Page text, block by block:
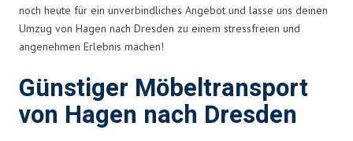
noch heute für ein unverbindliches Angebot und lasse uns deinen
Umzug von Hagen nach Dresden zu einem stressfreien und
angenehmen Erlebnis machen!
Günstiger Möbeltransport
von Hagen nach Dresden